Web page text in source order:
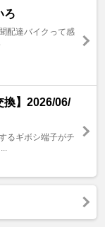
ろ
配達バイクって感
換】2026/06/
るギボシ端子がチ